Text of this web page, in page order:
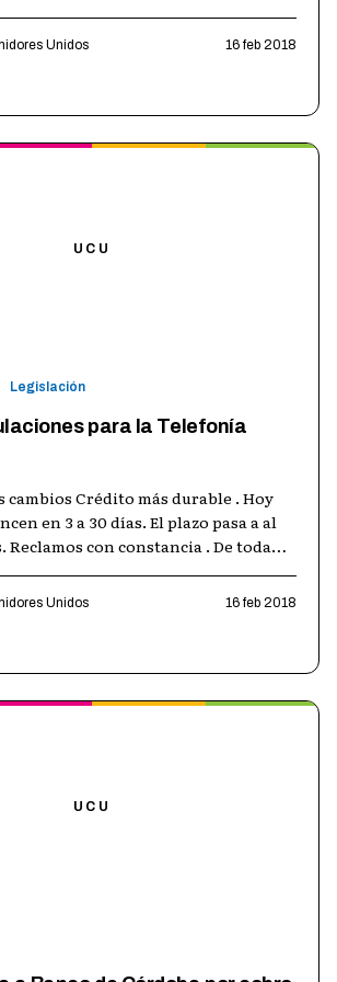
Unidos 16 feb 2018
UCU
Legislación
para la Telefonía
Crédito más durable . Hoy
en 3 a 30 días. El plazo pasa a al
Reclamos con constancia . De toda
Unidos 16 feb 2018
UCU